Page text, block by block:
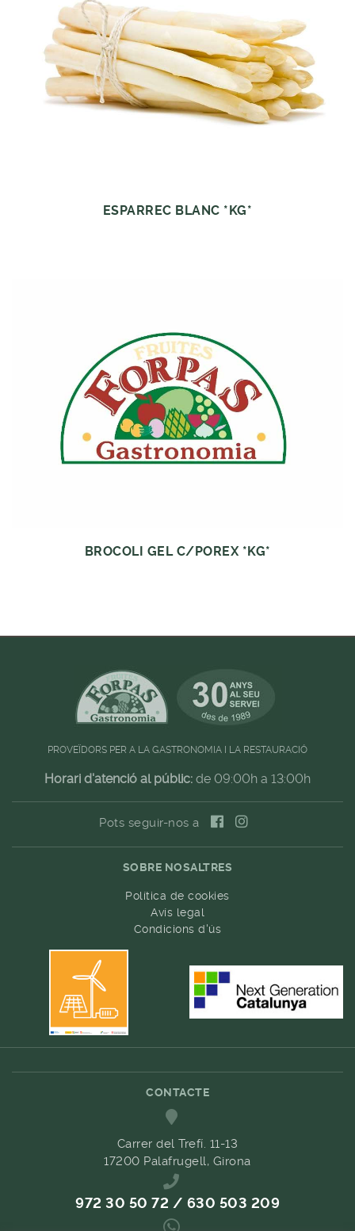
ESPARREC BLANC *KG*
BROCOLI GEL C/POREX *KG*
PROVEÏDORS PER A LA GASTRONOMIA I LA RESTAURACIÓ
Horari d'atenció al públic: de 09:00h a 13:00h
Pots seguir-nos a
SOBRE NOSALTRES
Política de cookies
Avís legal
Condicions d'ús
CONTACTE
Carrer del Trefí. 11-13
17200 Palafrugell, Girona
972 30 50 72 / 630 503 209